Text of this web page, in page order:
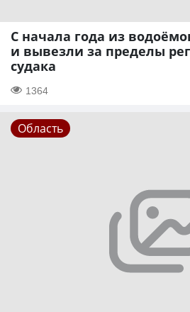
С начала года из
и вывезли за пределы
судака
1364
Область